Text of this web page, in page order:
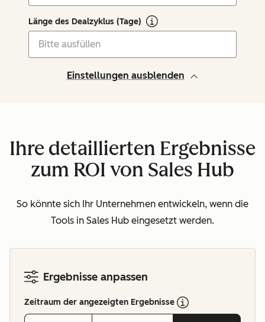
Länge des Dealzyklus (Tage)
Einstellungen ausblenden
Ihre detaillierten Ergebnisse
zum ROI von Sales Hub
So könnte sich Ihr Unternehmen entwickeln, wenn die
Tools in Sales Hub eingesetzt werden.
Ergebnisse anpassen
Zeitraum der angezeigten Ergebnisse